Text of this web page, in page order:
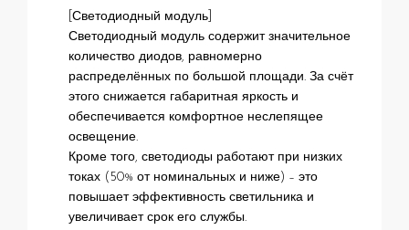
[Светодиодный модуль]
Светодиодный модуль содержит значительное
количество диодов, равномерно
распределённых по большой площади. За счёт
этого снижается габаритная яркость и
обеспечивается комфортное неслепящее
освещение.
Кроме того, светодиоды работают при низких
токах (50% от номинальных и ниже) – это
повышает эффективность светильника и
увеличивает срок его службы.